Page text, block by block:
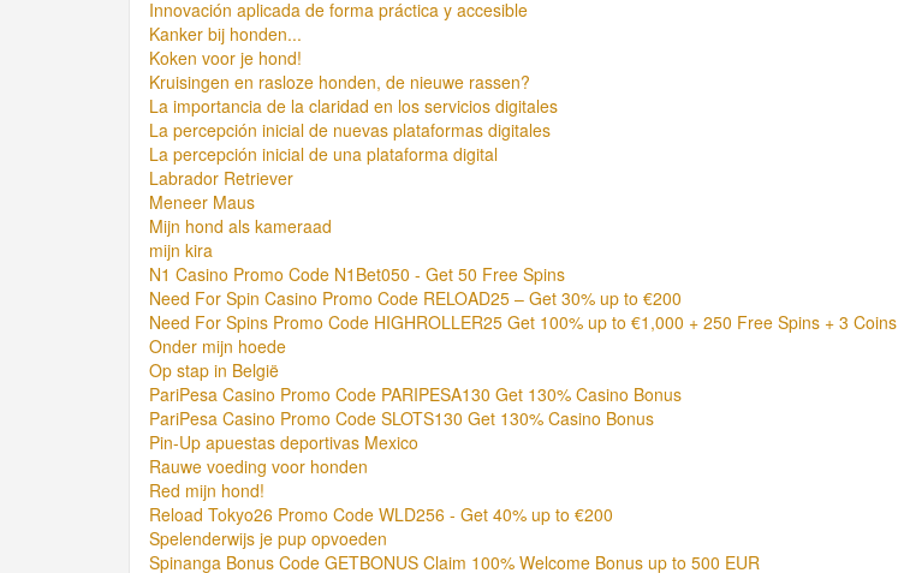
Innovación aplicada de forma práctica y accesible
Kanker bij honden...
Koken voor je hond!
Kruisingen en rasloze honden, de nieuwe rassen?
La importancia de la claridad en los servicios digitales
La percepción inicial de nuevas plataformas digitales
La percepción inicial de una plataforma digital
Labrador Retriever
Meneer Maus
Mijn hond als kameraad
mijn kira
N1 Casino Promo Code N1Bet050 - Get 50 Free Spins
Need For Spin Casino Promo Code RELOAD25 – Get 30% up to €200
Need For Spins Promo Code HIGHROLLER25 Get 100% up to €1,000 + 250 Free Spins + 3 Coins
Onder mijn hoede
Op stap in België
PariPesa Casino Promo Code PARIPESA130 Get 130% Casino Bonus
PariPesa Casino Promo Code SLOTS130 Get 130% Casino Bonus
Pin-Up apuestas deportivas Mexico
Rauwe voeding voor honden
Red mijn hond!
Reload Tokyo26 Promo Code WLD256 - Get 40% up to €200
Spelenderwijs je pup opvoeden
Spinanga Bonus Code GETBONUS Claim 100% Welcome Bonus up to 500 EUR